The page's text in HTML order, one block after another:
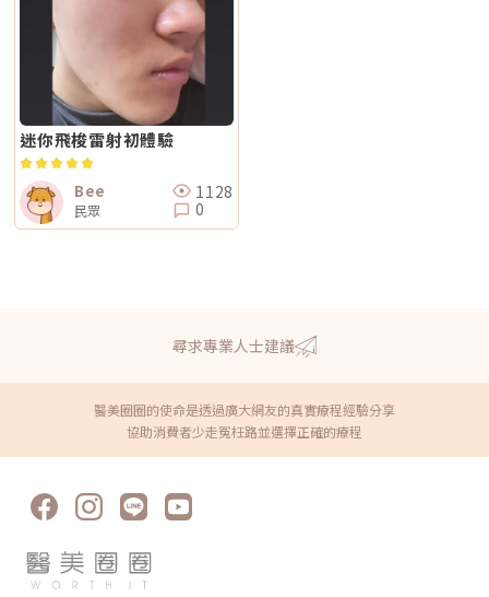
迷你飛梭雷射初體驗
Bee
民眾
1128
0
尋求專業人士建議
醫美圈圈的使命是透過廣大網友的真實療程經驗分享
協助消費者少走冤枉路並選擇正確的療程